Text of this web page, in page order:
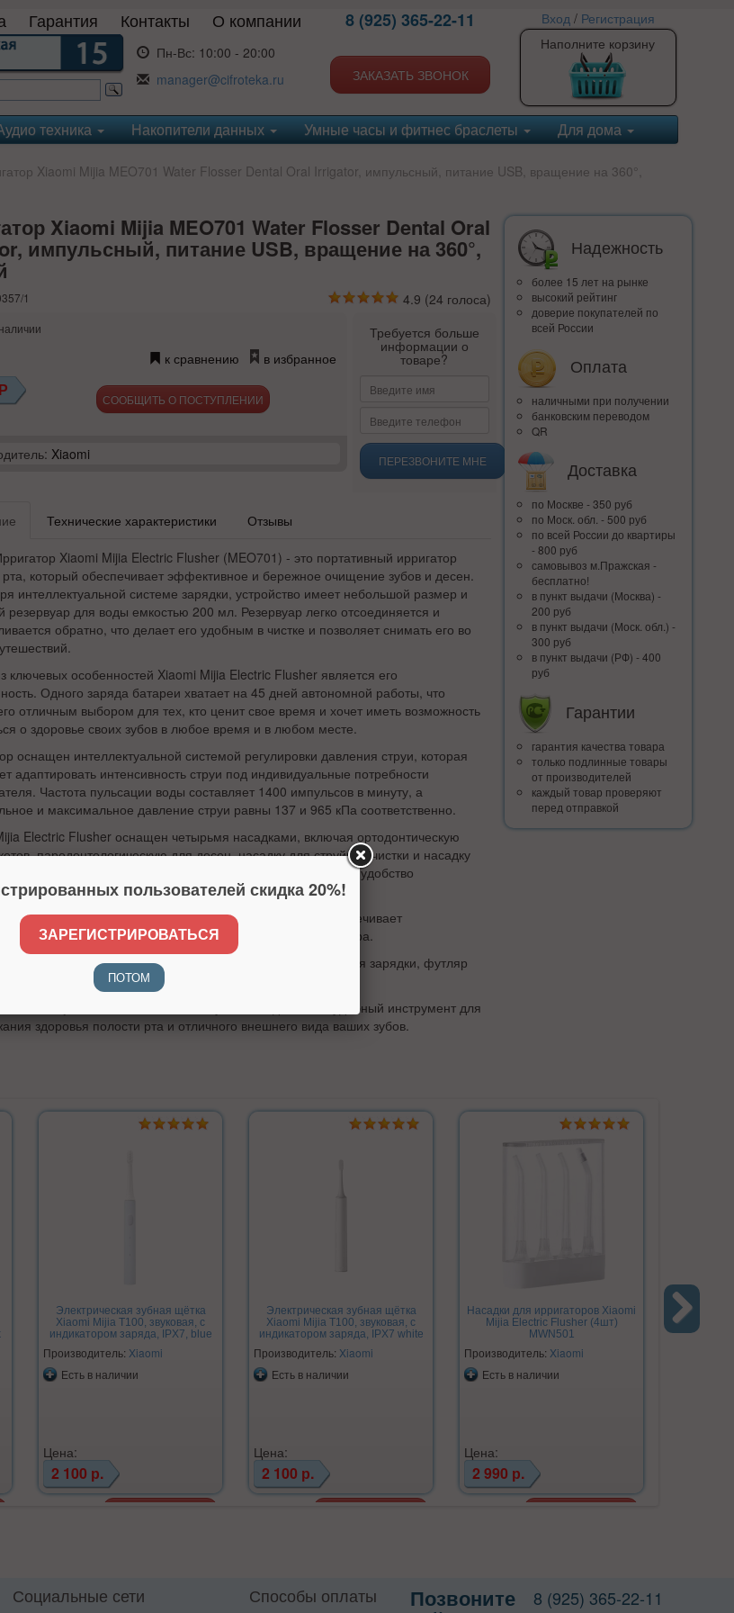
Гарантия Контакты О компании
Пн-Вс: 10:00 - 20:00
manager@cifroteka.ru
8 (925) 365-22-11
ЗАКАЗАТЬ ЗВОНОК
Вход/ Регистрация
Наполните корзину
техника Накопители данных Умные часы и фитнес браслеты Для дома
Xiaomi Mijia MEO701 Water Flosser Dental Oral Irrigator, импульсный, питание USB, вращение на 360°,
Xiaomi Mijia MEO701 Water Flosser Dental Oral
импульсный, питание USB, вращение на 360°,
1 4.9 (24 голоса)
к сравнению в избранное
Р СООБЩИТЬ О ПОСТУПЛЕНИИ
Xiaomi
Требуется больше
информации о
товаре?
ПЕРЕЗВОНИТЕ МНЕ
Технические характеристики Отзывы
Xiaomi Mijia Electric Flusher (MEO701) - это портативный ирригатор
рта, который обеспечивает эффективное и бережное очищение зубов и десен.
интеллектуальной системе зарядки, устройство имеет небольшой размер и
резервуар для воды емкостью 200 мл. Резервуар легко отсоединяется и
обратно, что делает его удобным в чистке и позволяет снимать его во
ключевых особенностей Xiaomi Mijia Electric Flusher является его
Одного заряда батареи хватает на 45 дней автономной работы, что
отличным выбором для тех, кто ценит свое время и хочет иметь возможность
о здоровье своих зубов в любое время и в любом месте.
оснащен интеллектуальной системой регулировки давления струи, которая
адаптировать интенсивность струи под индивидуальные потребности
Частота пульсации воды составляет 1400 импульсов в минуту, а
и максимальное давление струи равны 137 и 965 кПа соответственно.
Electric Flusher оснащен четырьмя насадками, включая ортодонтическую
пародонтологическую для десен, насадку для струйной чистки и насадку
языка. Вращение насадки на 360 градусов обеспечивает удобство
и доступ к труднодоступным местам.
имеет функцию автоматического отключения, что обеспечивает
использования и продлевает срок службы аккумулятора.
Xiaomi Mijia Electric Flusher входит кабель USB-Type C для зарядки, футляр
насадок, инструкция и две насадки.
Xiaomi Mijia Electric Flusher, вы получаете надежный и удобный инструмент для
здоровья полости рта и отличного внешнего вида ваших зубов.
Надежность
более 15 лет на рынке
высокий рейтинг
доверие покупателей по
всей России
Оплата
наличными при получении
банковским переводом
QR
Доставка
по Москве - 350 руб
по Моск. обл. - 500 руб
по всей Росcии до квартиры
- 800 руб
самовывоз м.Пражская -
бесплатно!
в пункт выдачи (Москва) -
200 руб
в пункт выдачи (Моск. обл.) -
300 руб
в пункт выдачи (РФ) - 400
руб
Гарантии
гарантия качества товара
только подлинные товары
от производителей
каждый товар проверяют
перед отправкой
Электрическая зубная щётка
Xiaomi Mijia T100, звуковая, с
индикатором заряда, IPX7, blue
Производитель: Xiaomi
Есть в наличии
Цена:
2 100 р.
Электрическая зубная щётка
Xiaomi Mijia T100, звуковая, с
индикатором заряда, IPX7 white
Производитель: Xiaomi
Есть в наличии
Цена:
2 100 р.
Насадки для ирригаторов Xiaomi
Mijia Electric Flusher (4шт)
MWN501
Производитель: Xiaomi
Есть в наличии
Цена:
2 990 р.
Социальные сети Способы оплаты Позвоните 8 (925) 365-22-11
пользователей скидка 20%!
ЗАРЕГИСТРИРОВАТЬСЯ
ПОТОМ